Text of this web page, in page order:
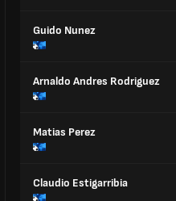
Guido Nunez
Arnaldo Andres Rodriguez
Matias Perez
Claudio Estigarribia